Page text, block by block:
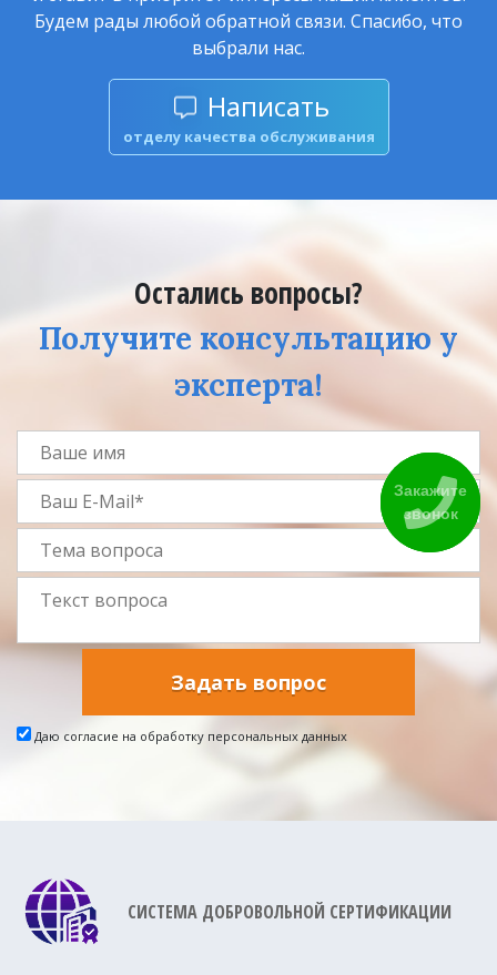
Закажите
звонок
Будем рады любой обратной связи. Спасибо, что
выбрали нас.
Написать
отделу качества обслуживания
Остались вопросы?
Получите консультацию у
эксперта!
Задать вопрос
Даю согласие на обработку персональных данных
СИСТЕМА ДОБРОВОЛЬНОЙ СЕРТИФИКАЦИИ